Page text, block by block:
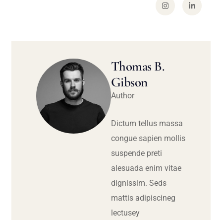
Thomas B.
Gibson
Author
Dictum tellus massa
congue sapien mollis
suspende preti
alesuada enim vitae
dignissim. Seds
mattis adipiscineg
lectusey